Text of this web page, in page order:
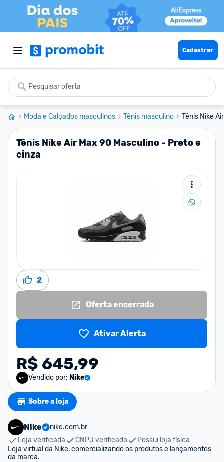
Cadastrar
Moda e Calçados masculinos Tênis masculino Tênis Nike
Tênis Nike Air Max 90 Masculino - Preto e
cinza
2
Oferta encerrada
Ativar Alerta
R$ 645,99
Vendido por: Nike
Sobre a loja
Nike
nike.com.br
Loja verificada
CNPJ verificado
Possui loja física
Loja virtual da Nike, comercializando os produtos e lançamentos
da marca.